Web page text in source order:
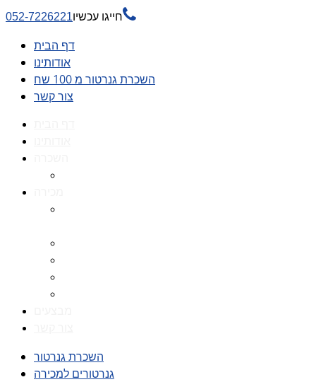
חייגו עכשיו052-7226221 
דף הבית
אודותינו
השכרת גנרטור מ 100 שח
צור קשר
השכרת גנרטור
גנרטורים למכירה